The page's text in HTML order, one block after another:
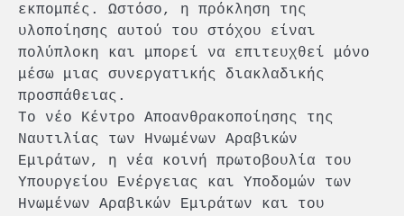
εκπομπές. Ωστόσο, η πρόκληση της
υλοποίησης αυτού του στόχου είναι
πολύπλοκη και μπορεί να επιτευχθεί μόνο
μέσω μιας συνεργατικής διακλαδικής
προσπάθειας.
Το νέο Κέντρο Αποανθρακοποίησης της
Ναυτιλίας των Ηνωμένων Αραβικών
Εμιράτων, η νέα κοινή πρωτοβουλία του
Υπουργείου Ενέργειας και Υποδομών των
Ηνωμένων Αραβικών Εμιράτων και του